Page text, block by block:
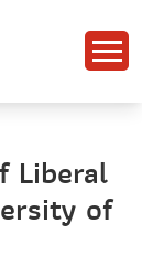
Liberal
of